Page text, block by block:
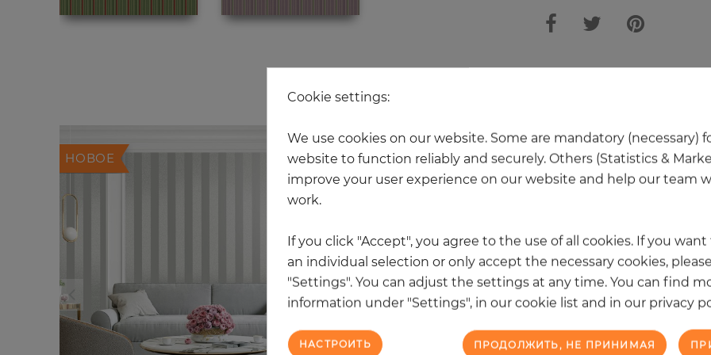
Ещё 20 товаров из этой категории
НОВОЕ НОВОЕ
Cookie settings:
We use cookies on our website. Some are mandatory (necessary)
website to function reliably and securely. Others (Statistics &
improve your user experience on our website and help our team
work.
If you click "Accept", you agree to the use of all cookies. If you
an individual selection or only accept the necessary cookies,
"Settings". You can adjust the settings at any time. You can find
information under "Settings", in our cookie list and in our privacy
ПРОДОЛЖИТЬ, НЕ ПРИНИМАЯ
НАСТРОИТЬ